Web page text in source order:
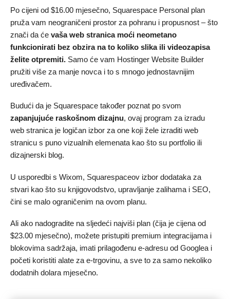
Po cijeni od $16.00 mjesečno, Squarespace Personal plan
pruža vam neograničeni prostor za pohranu i propusnost – što
znači da će vaša web stranica moći neometano
funkcionirati bez obzira na to koliko slika ili videozapisa
želite otpremiti. Samo će vam Hostinger Website Builder
pružiti više za manje novca i to s mnogo jednostavnijim
uređivačem.
Budući da je Squarespace također poznat po svom
zapanjujuće raskošnom dizajnu, ovaj program za izradu
web stranica je logičan izbor za one koji žele izraditi web
stranicu s puno vizualnih elemenata kao što su portfolio ili
dizajnerski blog.
U usporedbi s Wixom, Squarespaceov izbor dodataka za
stvari kao što su knjigovodstvo, upravljanje zalihama i SEO,
čini se malo ograničenim na ovom planu.
Ali ako nadogradite na sljedeći najviši plan (čija je cijena od
$23.00 mjesečno), možete pristupiti premium integracijama i
blokovima sadržaja, imati prilagođenu e-adresu od Googlea i
početi koristiti alate za e-trgovinu, a sve to za samo nekoliko
dodatnih dolara mjesečno.